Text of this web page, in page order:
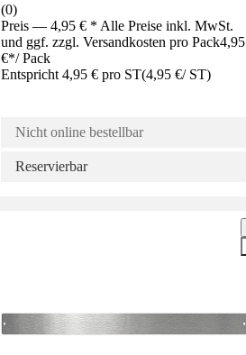
(0)
Preis — 4,95 € * Alle Preise inkl. MwSt.
und ggf. zzgl. Versandkosten pro Pack4,95
€*/ Pack
Entspricht 4,95 € pro ST(4,95 €/ ST)
Nicht online bestellbar
Reservierbar